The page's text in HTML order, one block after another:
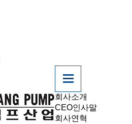
회사소개
CEO인사말
회사연혁